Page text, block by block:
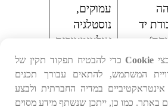
יד
עמוקים,
נוסטלגיה
אולטימטיבית
לחיי הלילה
ותרבות
הפופ.
Cookieכדי להבטיח תפקוד תקין של
המשתמש, להתאים עבורך תכנים
במדיה החברתית ולבצע
באתר. כמו כן, ייתכן שנשתף מידע מסוים